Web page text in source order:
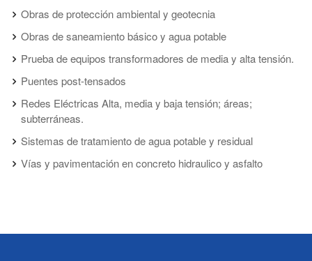
Obras de protección ambiental y geotecnia
Obras de saneamiento básico y agua potable
Prueba de equipos transformadores de media y alta tensión.
Puentes post-tensados
Redes Eléctricas Alta, media y baja tensión; áreas;
subterráneas.
Sistemas de tratamiento de agua potable y residual
Vías y pavimentación en concreto hidraulico y asfalto